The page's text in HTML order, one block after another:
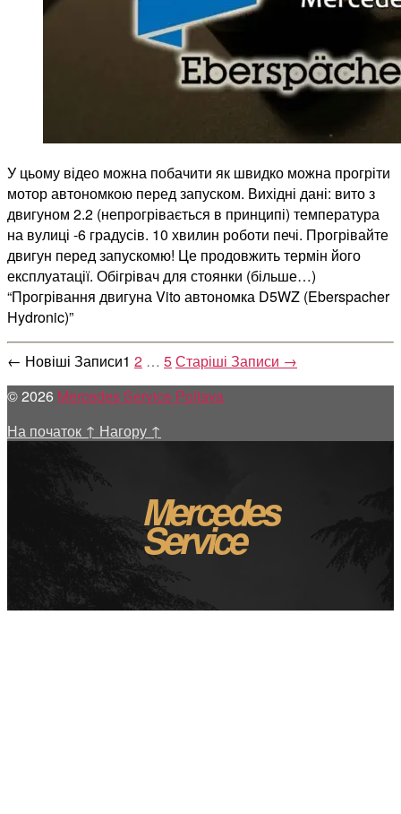
У цьому відео можна побачити як швидко можна прогріти
мотор автономкою перед запуском. Вихідні дані: вито з
двигуном 2.2 (непрогрівається в принципі) температура
на вулиці -6 градусів. 10 хвилин роботи печі. Прогрівайте
двигун перед запускомю! Це продовжить термін його
експлуатації. Обігрівач для стоянки (більше…)
“Прогрівання двигуна Vito автономка D5WZ (Eberspacher
Hydronic)”
Пагінація
записів
← Новіші Записи1 2 … 5Старіші Записи →
© 2026 Mercedes Service Poltava
На початок ↑ Нагору ↑
Mercedes
Service